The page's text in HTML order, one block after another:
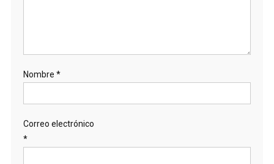
Nombre *
Correo electrónico
*